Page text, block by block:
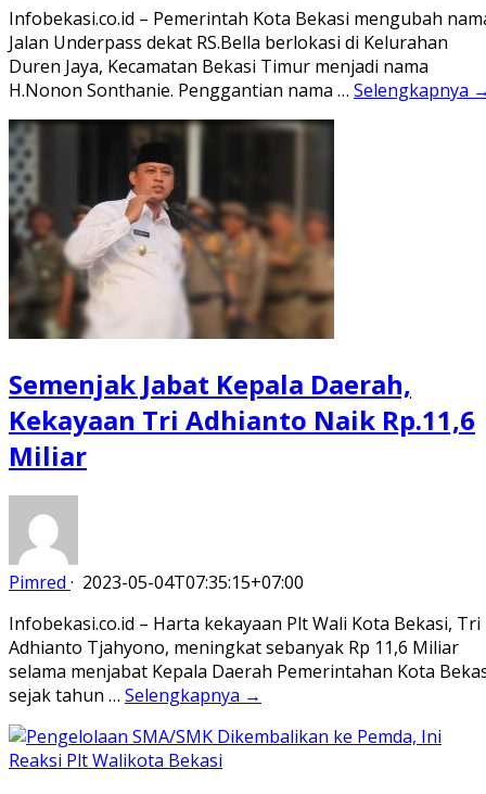
Infobekasi.co.id – Pemerintah Kota Bekasi mengubah
Jalan Underpass dekat RS.Bella berlokasi di Kelurahan
Duren Jaya, Kecamatan Bekasi Timur menjadi nama
H.Nonon Sonthanie. Penggantian nama … Selengkapnya
Semenjak Jabat Kepala Daerah,
Kekayaan Tri Adhianto Naik Rp.11,6
Miliar
Pimred · 2023-05-04T07:35:15+07:00
Infobekasi.co.id – Harta kekayaan Plt Wali Kota Bekasi, Tri
Adhianto Tjahyono, meningkat sebanyak Rp 11,6 Miliar
selama menjabat Kepala Daerah Pemerintahan Kota
sejak tahun … Selengkapnya →